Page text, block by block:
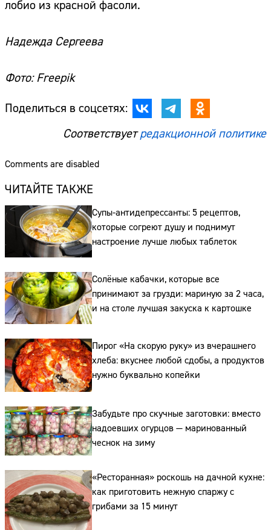
лобио из красной фасоли.
Надежда Сергеева
Фото: Freepik
Поделиться в соцсетях:
Соответствуетредакционной политике
Comments are disabled
ЧИТАЙТЕ ТАКЖЕ
Супы-антидепрессанты: 5 рецептов,
которые согреют душу и поднимут
настроение лучше любых таблеток
Солёные кабачки, которые все
принимают за грузди: мариную за 2 часа,
и на столе лучшая закуска к картошке
Пирог «На скорую руку» из вчерашнего
хлеба: вкуснее любой сдобы, а продуктов
нужно буквально копейки
Забудьте про скучные заготовки: вместо
надоевших огурцов — маринованный
чеснок на зиму
«Ресторанная» роскошь на дачной кухне:
как приготовить нежную спаржу с
грибами за 15 минут
Сайт:
Телефон: